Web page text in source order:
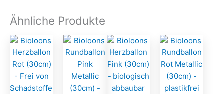
Ähnliche Produkte